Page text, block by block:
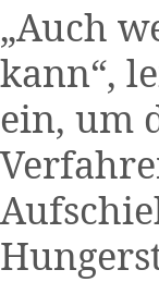
„Auch
kann“,
ein, um